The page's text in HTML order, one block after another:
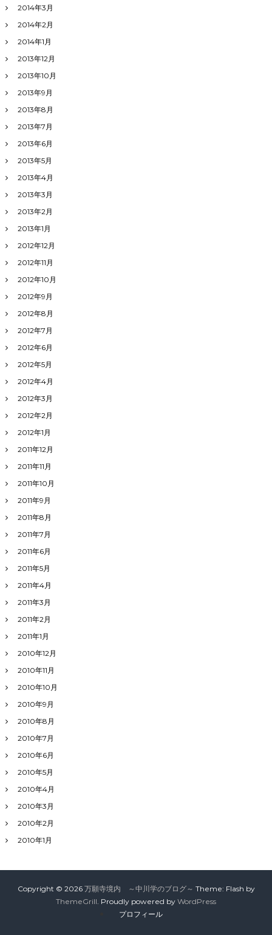
2014年3月
2014年2月
2014年1月
2013年12月
2013年10月
2013年9月
2013年8月
2013年7月
2013年6月
2013年5月
2013年4月
2013年3月
2013年2月
2013年1月
2012年12月
2012年11月
2012年10月
2012年9月
2012年8月
2012年7月
2012年6月
2012年5月
2012年4月
2012年3月
2012年2月
2012年1月
2011年12月
2011年11月
2011年10月
2011年9月
2011年8月
2011年7月
2011年6月
2011年5月
2011年4月
2011年3月
2011年2月
2011年1月
2010年12月
2010年11月
2010年10月
2010年9月
2010年8月
2010年7月
2010年6月
2010年5月
2010年4月
2010年3月
2010年2月
2010年1月
Copyright © 2026 万願寺境内 ～中川学のブログ～ Theme: Flash by
ThemeGrill. Proudly powered by WordPress
プロフィール